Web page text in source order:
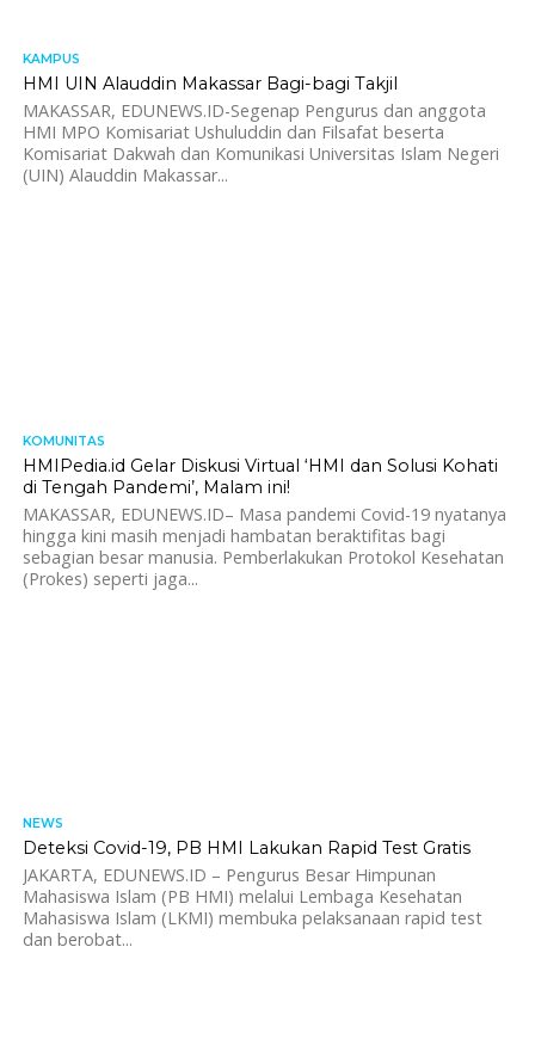
KAMPUS
HMI UIN Alauddin Makassar Bagi-bagi Takjil
MAKASSAR, EDUNEWS.ID-Segenap Pengurus dan anggota
HMI MPO Komisariat Ushuluddin dan Filsafat beserta
Komisariat Dakwah dan Komunikasi Universitas Islam Negeri
(UIN) Alauddin Makassar...
KOMUNITAS
HMIPedia.id Gelar Diskusi Virtual ‘HMI dan Solusi Kohati
di Tengah Pandemi’, Malam ini!
MAKASSAR, EDUNEWS.ID– Masa pandemi Covid-19 nyatanya
hingga kini masih menjadi hambatan beraktifitas bagi
sebagian besar manusia. Pemberlakukan Protokol Kesehatan
(Prokes) seperti jaga...
NEWS
Deteksi Covid-19, PB HMI Lakukan Rapid Test Gratis
JAKARTA, EDUNEWS.ID – Pengurus Besar Himpunan
Mahasiswa Islam (PB HMI) melalui Lembaga Kesehatan
Mahasiswa Islam (LKMI) membuka pelaksanaan rapid test
dan berobat...